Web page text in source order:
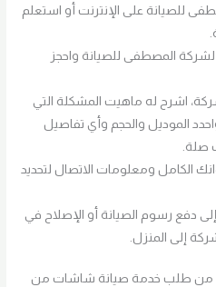
للصيانة على الإنترنت أو استعلم
لشركة المصطفى للصيانة واحجز
اشرح له ماهيت المشكلة التي
الموديل والحجم وأي تفاصيل
صلة.
الكامل ومعلومات الاتصال لتحديد
دفع رسوم الصيانة أو الإصلاح في
إلى المنزل.
من طلب خدمة صيانة شاشات من